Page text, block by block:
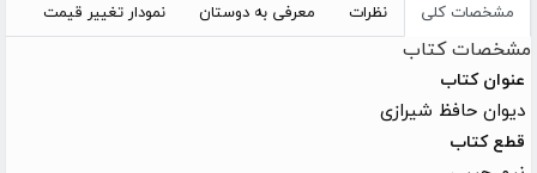
مشخصات کلی نظرات معرفی به دوستان نمودار تغییر قیمت
مشخصات کتاب
عنوان کتاب
دیوان حافظ شیرازی
قطع کتاب